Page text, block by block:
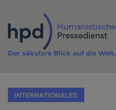
Inhalt
Der säkulare Blick auf die Welt.
INTERNATIONALES